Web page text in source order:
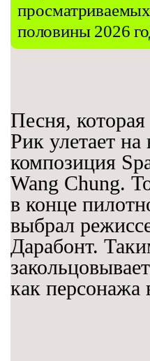
половины 2026
Песня, которая
Рик улетает на
композиция
Wang Chung.
в конце
выбрал
Дарабонт.
как персонажа